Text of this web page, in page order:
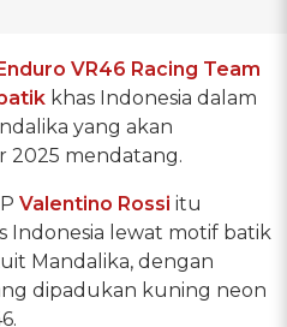
VR46 Racing Team
khas Indonesia dalam
yang akan
2025 mendatang.
Valentino Rossi itu
Indonesia lewat motif batik
Mandalika, dengan
dipadukan kuning neon